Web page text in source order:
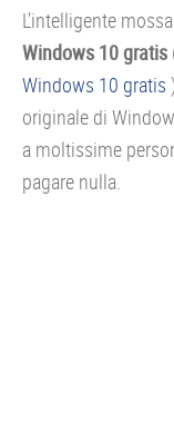
L’intelligente
Windows 10 gratis
Windows 10 gratis
originale di
a moltissime
pagare nulla.